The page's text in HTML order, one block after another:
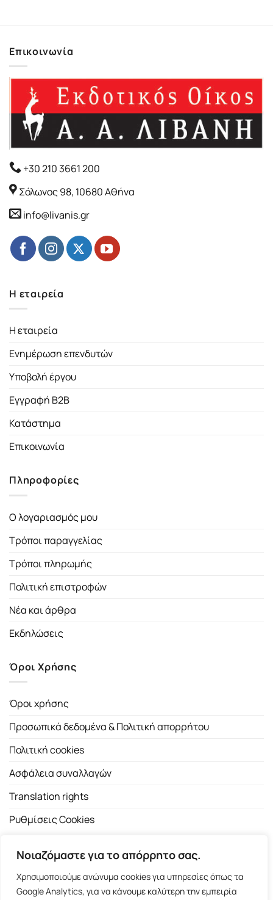
Νοιαζόμαστε για το απόρρητο σας.
Χρησιμοποιούμε ανώνυμα cookies για υπηρεσίες όπως τα
Google Analytics, για να κάνουμε καλύτερη την εμπειρία
Επικοινωνία
+30 210 3661 200
Σόλωνος 98, 10680 Αθήνα
info@livanis.gr
Η εταιρεία
Η εταιρεία
Ενημέρωση επενδυτών
Υποβολή έργου
Εγγραφή B2B
Κατάστημα
Επικοινωνία
Πληροφορίες
Ο λογαριασμός μου
Τρόποι παραγγελίας
Τρόποι πληρωμής
Πολιτική επιστροφών
Νέα και άρθρα
Εκδηλώσεις
Όροι Χρήσης
Όροι χρήσης
Προσωπικά δεδομένα & Πολιτική απορρήτου
Πολιτική cookies
Ασφάλεια συναλλαγών
Translation rights
Ρυθμίσεις Cookies